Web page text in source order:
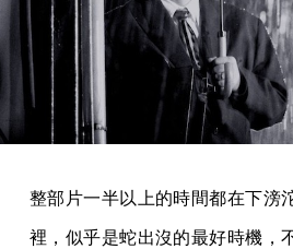
整部片一半以上的時間都在下滂
裡，似乎是蛇出沒的最好時機，